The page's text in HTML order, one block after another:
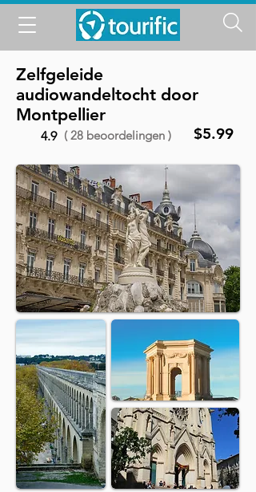
Zelfgeleide
audiowandeltocht door
Montpellier
4.9 ( 28 beoordelingen ) $5.99